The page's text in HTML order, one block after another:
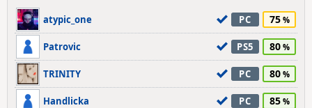
atypic_one PC 75
Patrovic PS5 80
TRINITY PC 80
Handlicka PC 85